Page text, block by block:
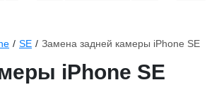
/ SE / Замена задней камеры iPhone SE
iPhone SE